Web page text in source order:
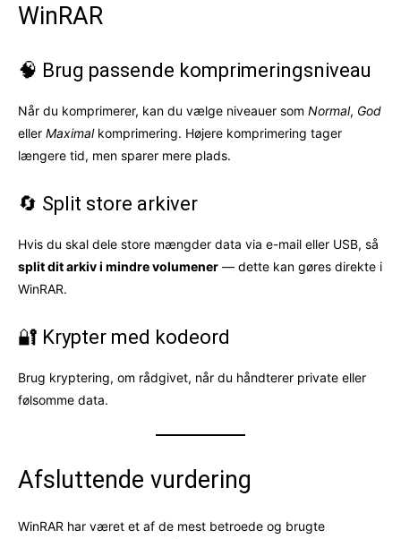
WinRAR
🧠 Brug passende komprimeringsniveau
Når du komprimerer, kan du vælge niveauer som Normal, God
eller Maximalkomprimering. Højere komprimering tager
længere tid, men sparer mere plads.
🔄 Split store arkiver
Hvis du skal dele store mængder data via e-mail eller USB, så
split dit arkiv i mindre volumener — dette kan gøres direkte i
WinRAR.
🔐 Krypter med kodeord
Brug kryptering, om rådgivet, når du håndterer private eller
følsomme data.
Afsluttende vurdering
WinRAR har været et af de mest betroede og brugte